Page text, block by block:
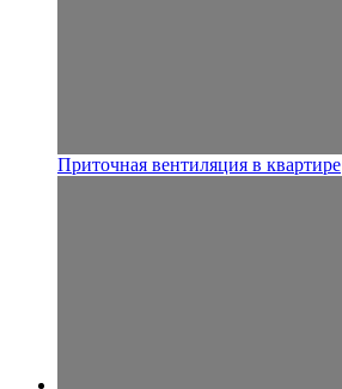
Приточная вентиляция в квартире